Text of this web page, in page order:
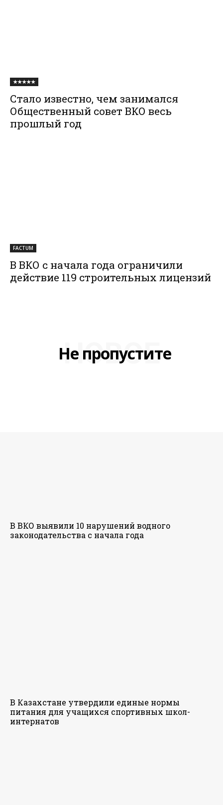
★★★★★
Стало известно, чем занимался
Общественный совет ВКО весь
прошлый год
FACTUM
В ВКО с начала года ограничили
действие 119 строительных лицензий
Не пропустите
НОВОЕ
В ВКО выявили 10 нарушений водного
законодательства с начала года
В Казахстане утвердили единые нормы
питания для учащихся спортивных школ-
интернатов